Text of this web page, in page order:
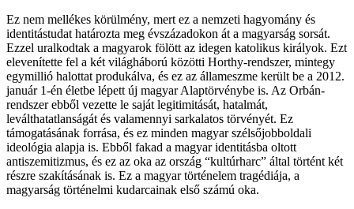
Ez nem mellékes körülmény, mert ez a nemzeti hagyomány és
identitástudat határozta meg évszázadokon át a magyarság sorsát.
Ezzel uralkodtak a magyarok fölött az idegen katolikus királyok. Ezt
elevenítette fel a két világháború közötti Horthy-rendszer, mintegy
egymillió halottat produkálva, és ez az állameszme került be a 2012.
január 1-én életbe lépett új magyar Alaptörvénybe is. Az Orbán-
rendszer ebből vezette le saját legitimitását, hatalmát,
leválthatatlanságát és valamennyi sarkalatos törvényét. Ez
támogatásának forrása, és ez minden magyar szélsőjobboldali
ideológia alapja is. Ebből fakad a magyar identitásba oltott
antiszemitizmus, és ez az oka az ország “kultúrharc” által történt két
részre szakításának is. Ez a magyar történelem tragédiája, a
magyarság történelmi kudarcainak első számú oka.